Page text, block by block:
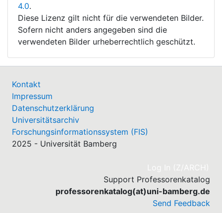
4.0.
Diese Lizenz gilt nicht für die verwendeten Bilder.
Sofern nicht anders angegeben sind die
verwendeten Bilder urheberrechtlich geschützt.
Kontakt
Impressum
Datenschutzerklärung
Universitätsarchiv
Forschungsinformationssystem (FIS)
2025 - Universität Bamberg
Log In (Z/ARCH)
Support Professorenkatalog
professorenkatalog(at)uni-bamberg.de
Send Feedback